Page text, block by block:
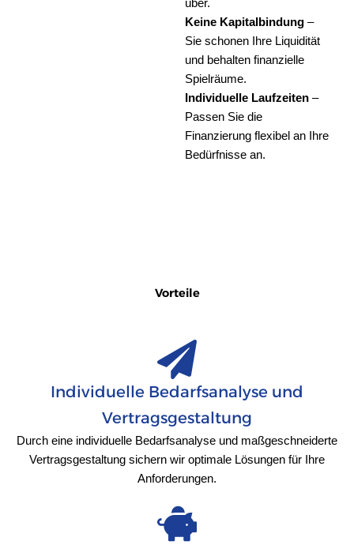
über.
Keine Kapitalbindung –
Sie schonen Ihre Liquidität
und behalten finanzielle
Spielräume.
Individuelle Laufzeiten –
Passen Sie die
Finanzierung flexibel an Ihre
Bedürfnisse an.
Vorteile
Individuelle Bedarfsanalyse und
Vertragsgestaltung
Durch eine individuelle Bedarfsanalyse und maßgeschneiderte
Vertragsgestaltung sichern wir optimale Lösungen für Ihre
Anforderungen.